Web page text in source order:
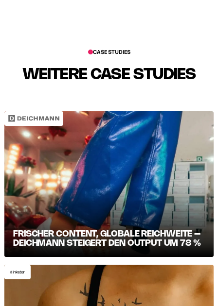
CASE STUDIES
WEITERE CASE STUDIES
FRISCHER CONTENT, GLOBALE REICHWEITE –
DEICHMANN STEIGERT DEN OUTPUT UM 78 %